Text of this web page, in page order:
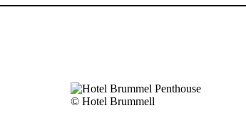
© Hotel Brummell